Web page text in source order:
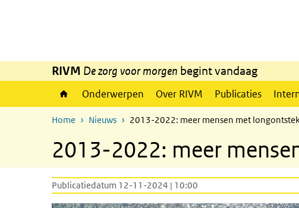
RIVM De zorg voor morgen begint vandaag
Onderwerpen Over RIVM Publicaties
Home Nieuws 2013-2022: meer mensen met
2013-2022: meer
Publicatiedatum 12-11-2024 | 10:00